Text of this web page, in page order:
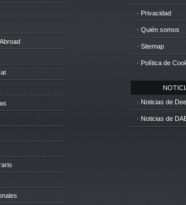
· Privacidad
· Quién somos
· Sitemap
· Política de
· Noticias de
· Noticias de